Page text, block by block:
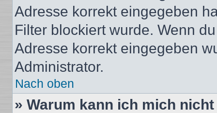
Adresse korrekt eingegeben
Filter blockiert wurde. Wenn
Adresse korrekt eingegeben
Administrator.
Nach oben
» Warum kann ich mich